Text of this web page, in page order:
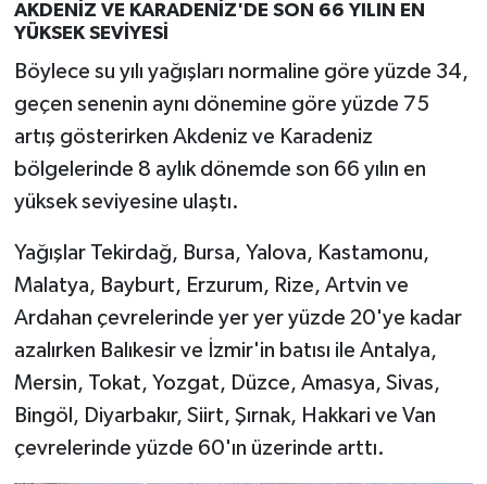
AKDENİZ VE KARADENİZ'DE SON 66 YILIN EN
YÜKSEK SEVİYESİ
Böylece su yılı yağışları normaline göre yüzde 34,
geçen senenin aynı dönemine göre yüzde 75
artış gösterirken Akdeniz ve Karadeniz
bölgelerinde 8 aylık dönemde son 66 yılın en
yüksek seviyesine ulaştı.
Yağışlar Tekirdağ, Bursa, Yalova, Kastamonu,
Malatya, Bayburt, Erzurum, Rize, Artvin ve
Ardahan çevrelerinde yer yer yüzde 20'ye kadar
azalırken Balıkesir ve İzmir'in batısı ile Antalya,
Mersin, Tokat, Yozgat, Düzce, Amasya, Sivas,
Bingöl, Diyarbakır, Siirt, Şırnak, Hakkari ve Van
çevrelerinde yüzde 60'ın üzerinde arttı.